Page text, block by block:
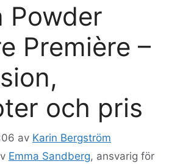
Powder
Première –
och pris
av Karin Bergström
Emma Sandberg, ansvarig för